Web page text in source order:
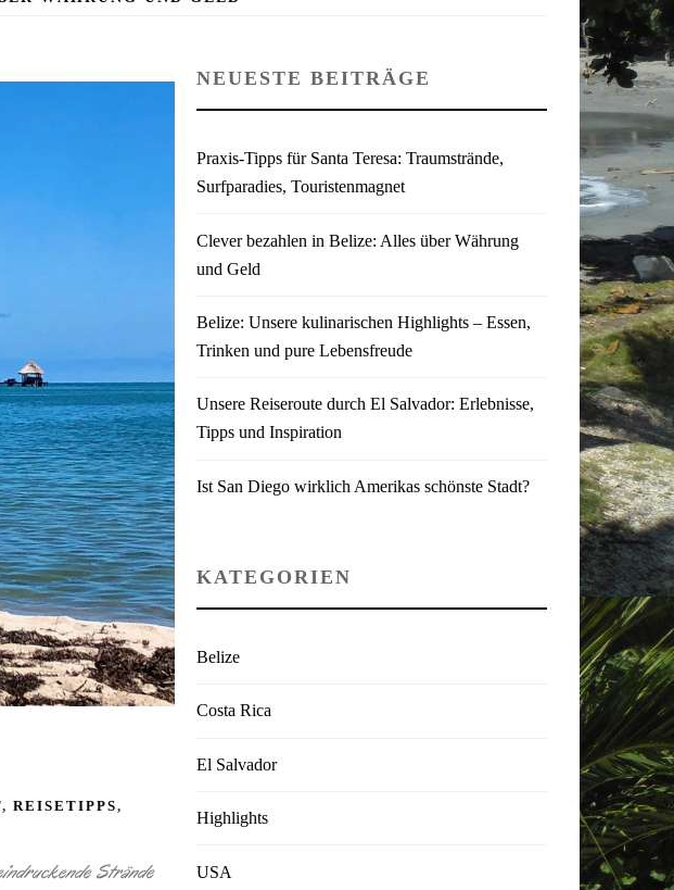
, REISETIPPS,
Strände
NEUESTE BEITRÄGE
Praxis-Tipps für Santa Teresa: Traumstrände,
Surfparadies, Touristenmagnet
Clever bezahlen in Belize: Alles über Währung
und Geld
Belize: Unsere kulinarischen Highlights – Essen,
Trinken und pure Lebensfreude
Unsere Reiseroute durch El Salvador: Erlebnisse,
Tipps und Inspiration
Ist San Diego wirklich Amerikas schönste Stadt?
KATEGORIEN
Belize
Costa Rica
El Salvador
Highlights
USA